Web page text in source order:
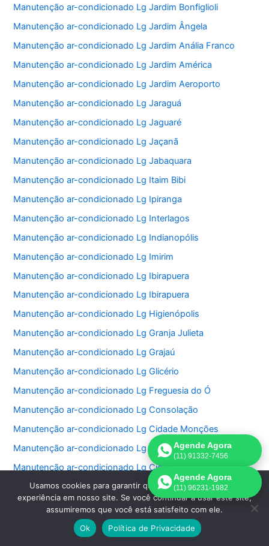
Manutenção ar-condicionado Lg Jardim Bonfiglioli
Manutenção ar-condicionado Lg Jardim Ângela
Manutenção ar-condicionado Lg Jardim Anália Franco
Manutenção ar-condicionado Lg Jardim América
Manutenção ar-condicionado Lg Jardim Aeroporto
Manutenção ar-condicionado Lg Jaraguá
Manutenção ar-condicionado Lg Jaguaré
Manutenção ar-condicionado Lg Jaçanã
Manutenção ar-condicionado Lg Jabaquara
Manutenção ar-condicionado Lg Itaim Bibi
Manutenção ar-condicionado Lg Ipiranga
Manutenção ar-condicionado Lg Interlagos
Manutenção ar-condicionado Lg Indianopólis
Manutenção ar-condicionado Lg Imirim
Manutenção ar-condicionado Lg Ibirapuera
Manutenção ar-condicionado Lg Ibirapuera
Manutenção ar-condicionado Lg Higienópolis
Manutenção ar-condicionado Lg Granja Julieta
Manutenção ar-condicionado Lg Grajaú
Manutenção ar-condicionado Lg Glicério
Manutenção ar-condicionado Lg Freguesia do Ó
Manutenção ar-condicionado Lg Consolação
Manutenção ar-condicionado Lg Cidade Monções
Manutenção ar-condicionado Lg Cidade Jardim
Manutenção ar-condicionado Lg Cidade Dutra
Manutenção ar-condicionado Lg Cidade Ademar
Manutenção ar-condicionado Lg Chácara Santo Antonio
Manutenção ar-condicionado Lg Chácara Inglesa
Agende Agora
(11) 91332-7456
Agende Agora
(11) 96231-1982
Usamos cookies para garantir que oferecemos a melhor
experiência em nosso site. Se você continuar a usar este site,
assumiremos que você está satisfeito com ele.
Ok
Política de Privacidade